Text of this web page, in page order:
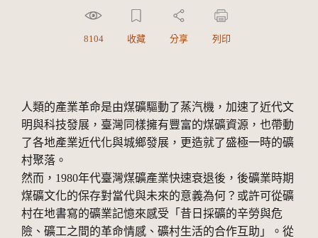
8104 收藏 分享 列印
人類的產業革命是由煤礦驅動了蒸汽機，加速了近代文
明與科技發展，臺灣同樣擁有豐富的煤礦資源，也帶動
了各地產業近代化與城鄉發展，更造就了盛極一時的礦
村聚落。
然而，1980年代臺灣煤礦產業快速衰退後，後礦業時期
煤礦文化的保存對當代與未來的意義為何？或許可從礦
村在地書寫的礦業記憶來感受「昔日採礦的辛勞與危
險、礦工之間的革命情感、礦村生活的合作互助」。從